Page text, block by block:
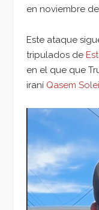
en noviembre de
Este ataque
tripulados de
en el que que
iraní Qasem
Reproductor
vídeo